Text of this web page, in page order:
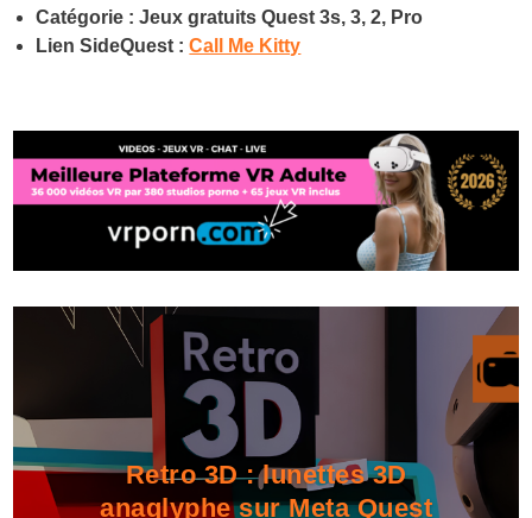
Catégorie : Jeux gratuits Quest 3s, 3, 2, Pro
Lien SideQuest :Call Me Kitty
Retro 3D : lunettes 3D
anaglyphe sur Meta Quest